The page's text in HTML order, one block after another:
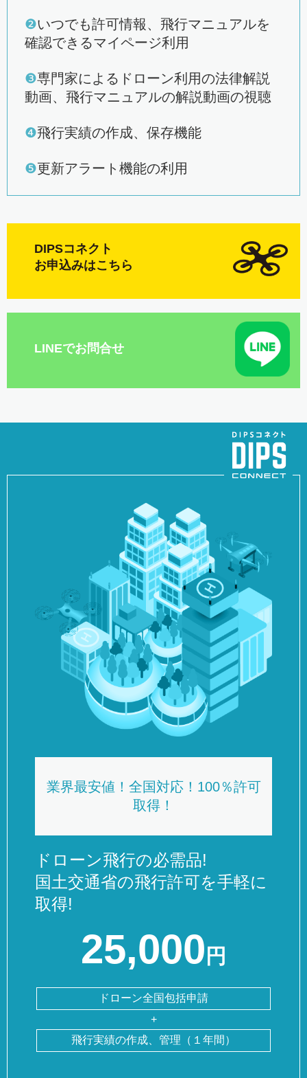
❷いつでも許可情報、飛行マニュアルを
確認できるマイページ利用
❸専門家によるドローン利用の法律解説
動画、飛行マニュアルの解説動画の視聴
❹飛行実績の作成、保存機能
❺更新アラート機能の利用
DIPSコネクト
お申込みはこちら
LINEでお問合せ
業界最安値！全国対応！100％許可
取得！
ドローン飛行の必需品!
国土交通省の飛行許可を手軽に
取得!
25,000 円
ドローン全国包括申請
+
飛行実績の作成、管理（１年間）